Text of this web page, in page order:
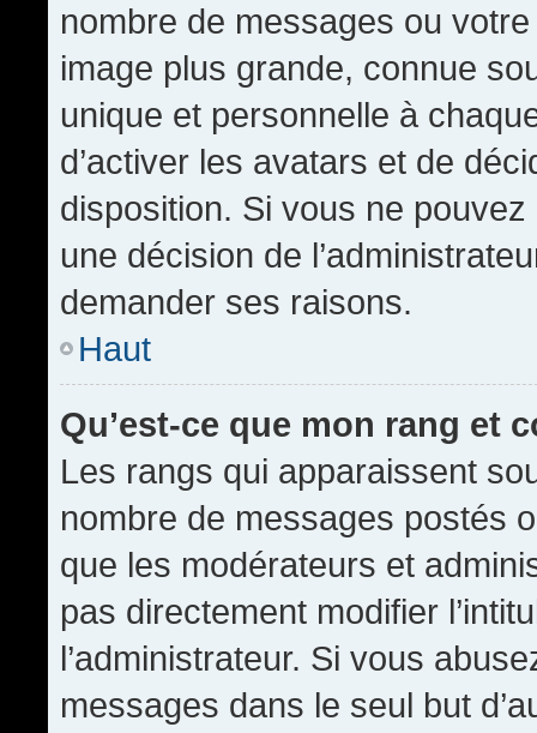
nombre de messages ou
image plus grande, connue
unique et personnelle à
d’activer les avatars et de
disposition. Si vous ne pouvez
une décision de
demander ses raisons.
Haut
Qu’est-ce que mon rang et
Les rangs qui apparaissent
nombre de messages postés
que les modérateurs et
pas directement modifier
l’administrateur. Si vous
messages dans le seul but